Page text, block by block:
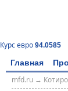
Курс евро 94.0585
Главная
mfd.ru→